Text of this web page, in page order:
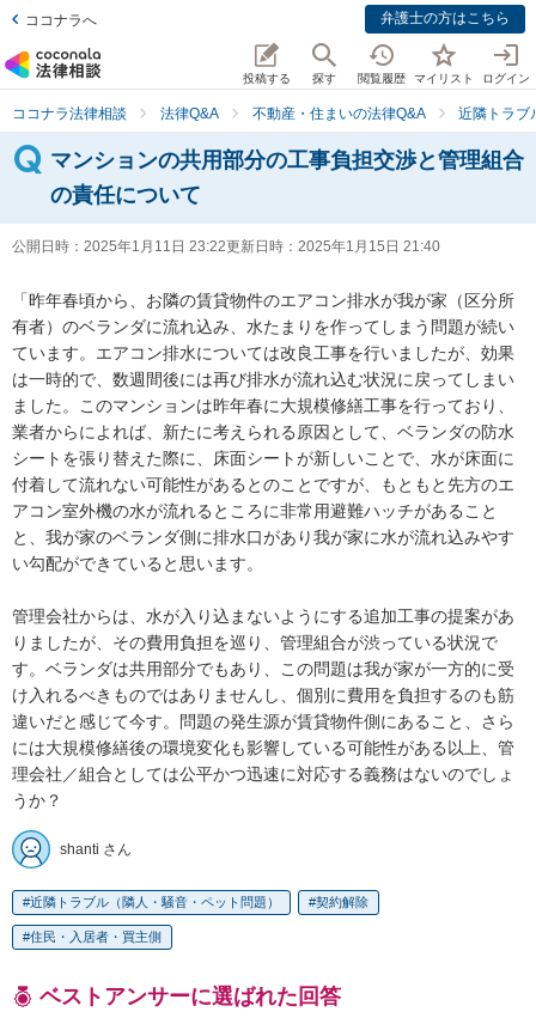
ココナラへ 弁護士の方はこちら
投稿する 探す 閲覧履歴 マイリスト ログイン
ココナラ法律相談 法律Q&A 不動産・住まいの法律Q&A 近隣トラブ
マンションの共用部分の工事負担交渉と管理組合
の責任について
公開日時： 2025年1月11日 23:22更新日時： 2025年1月15日 21:40
「昨年春頃から、お隣の賃貸物件のエアコン排水が我が家（区分所
有者）のベランダに流れ込み、水たまりを作ってしまう問題が続い
ています。エアコン排水については改良工事を行いましたが、効果
は一時的で、数週間後には再び排水が流れ込む状況に戻ってしまい
ました。このマンションは昨年春に大規模修繕工事を行っており、
業者からによれば、新たに考えられる原因として、ベランダの防水
シートを張り替えた際に、床面シートが新しいことで、水が床面に
付着して流れない可能性があるとのことですが、もともと先方のエ
アコン室外機の水が流れるところに非常用避難ハッチがあること
と、我が家のベランダ側に排水口があり我が家に水が流れ込みやす
い勾配ができていると思います。
管理会社からは、水が入り込まないようにする追加工事の提案があ
りましたが、その費用負担を巡り、管理組合が渋っている状況で
す。ベランダは共用部分でもあり、この問題は我が家が一方的に受
け入れるべきものではありませんし、個別に費用を負担するのも筋
違いだと感じて今す。問題の発生源が賃貸物件側にあること、さら
には大規模修繕後の環境変化も影響している可能性がある以上、管
理会社／組合としては公平かつ迅速に対応する義務はないのでしょ
うか？
shanti さん
近隣トラブル（隣人・騒音・ペット問題） 契約解除
住民・入居者・買主側
ベストアンサーに選ばれた回答